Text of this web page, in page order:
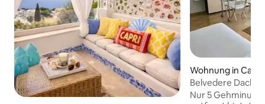
Wohnung in Capri
Belvedere
Apartment
Nur 5